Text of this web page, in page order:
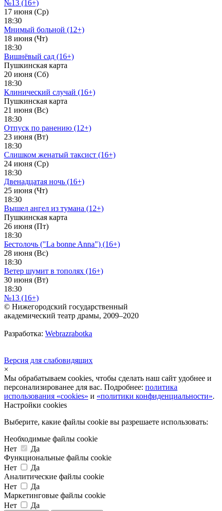
№13 (16+)
17 июня (Ср)
18:30
Мнимый больной (12+)
18 июня (Чт)
18:30
Вишнёвый сад (16+)
Пушкинская карта
20 июня (Сб)
18:30
Клинический случай (16+)
Пушкинская карта
21 июня (Вс)
18:30
Отпуск по ранению (12+)
23 июня (Вт)
18:30
Слишком женатый таксист (16+)
24 июня (Ср)
18:30
Двенадцатая ночь (16+)
25 июня (Чт)
18:30
Вышел ангел из тумана (12+)
Пушкинская карта
26 июня (Пт)
18:30
Бестолочь ("La bonne Anna") (16+)
28 июня (Вс)
18:30
Ветер шумит в тополях (16+)
30 июня (Вт)
18:30
№13 (16+)
© Нижегородский государственный
академический театр драмы, 2009–2020
Разработка: Webrazrabotka
Версия для слабовидящих
×
Мы обрабатываем cookies, чтобы сделать наш сайт удобнее и
персонализированее для вас. Подробнее: политика
использования «cookies» и «политики конфиденциальности».
Настройки cookies
Выберите, какие файлы cookie вы разрешаете использовать:
Необходимые файлы cookie
Нет
Да
Функциональные файлы cookie
Нет
Да
Аналитические файлы cookie
Нет
Да
Маркетинговые файлы cookie
Нет
Да